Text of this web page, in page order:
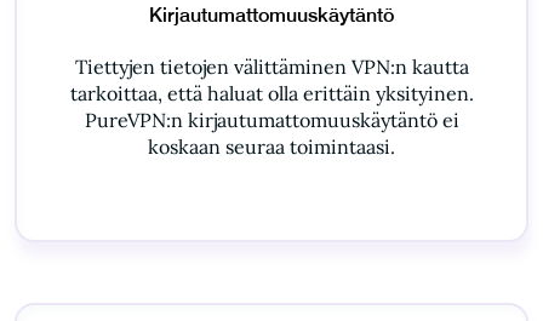
Kirjautumattomuuskäytäntö
Tiettyjen tietojen välittäminen VPN:n kautta
tarkoittaa, että haluat olla erittäin yksityinen.
PureVPN:n kirjautumattomuuskäytäntö ei
koskaan seuraa toimintaasi.